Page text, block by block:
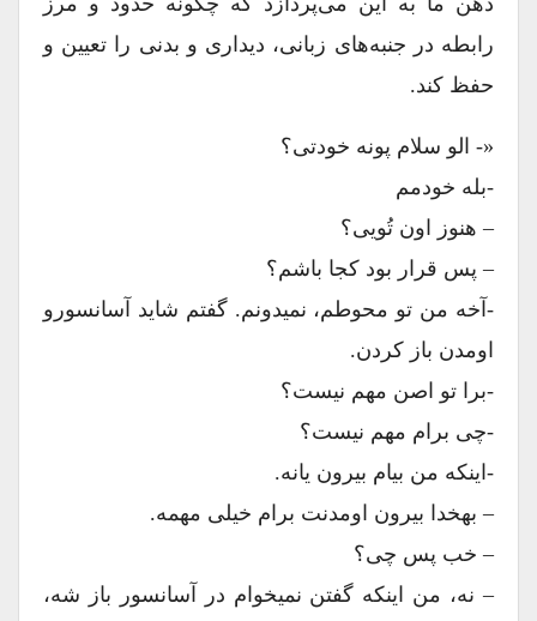
رابطه در جنبه‌های زبانی، دیداری و بدنی را تعیین و
حفظ کند.
«- الو سلام پونه خودتی؟
-بله خودمم
– هنوز اون تُویی؟
– پس قرار بود کجا باشم؟
-آخه من تو محوطم، نمیدونم. گفتم شاید آسانسورو
اومدن باز کردن.
-برا تو اصن مهم نیست؟
-چی برام مهم نیست؟
-اینکه من بیام بیرون یانه.
– بهخدا بیرون اومدنت برام خیلی مهمه.
– خب پس چی؟
– نه، من اینکه گفتن نمیخوام در آسانسور باز شه،